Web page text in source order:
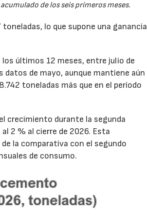
de los seis primeros meses.
lo que supone una ganancia
los últimos 12 meses, entre julio de
de mayo, aunque mantiene aún
toneladas más que en el período
crecimiento durante la segunda
2 % al cierre de 2026. Esta
la comparativa con el segundo
de consumo.